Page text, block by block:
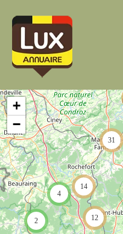
2
4
12
14
31
+
−